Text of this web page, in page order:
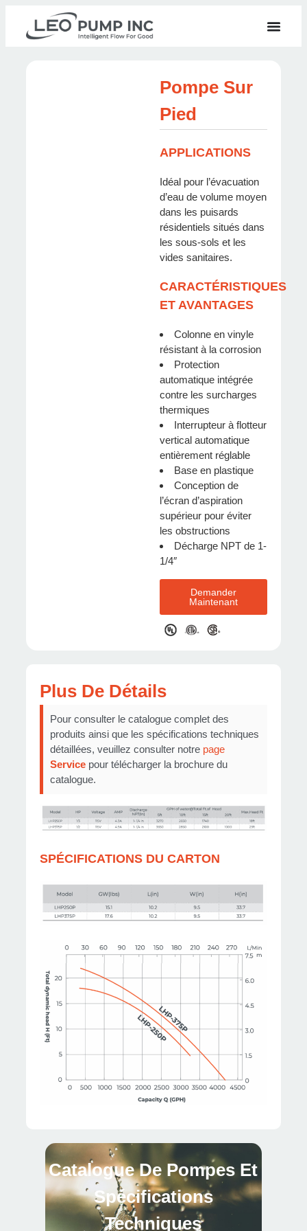
Pompe Sur
Pied
APPLICATIONS
Idéal pour l’évacuation
d’eau de volume moyen
dans les puisards
résidentiels situés dans
les sous-sols et les
vides sanitaires.
CARACTÉRISTIQUES
ET AVANTAGES
Colonne en vinyle
résistant à la corrosion
Protection
automatique intégrée
contre les surcharges
thermiques
Interrupteur à flotteur
vertical automatique
entièrement réglable
Base en plastique
Conception de
l’écran d’aspiration
supérieur pour éviter
les obstructions
Décharge NPT de 1-
1/4″
Demander
Maintenant
Plus De Détails
Pour consulter le catalogue complet des
produits ainsi que les spécifications techniques
détaillées, veuillez consulter notre page
Servicepour télécharger la brochure du
catalogue.
SPÉCIFICATIONS DU CARTON
Catalogue De Pompes Et
Spécifications
Techniques